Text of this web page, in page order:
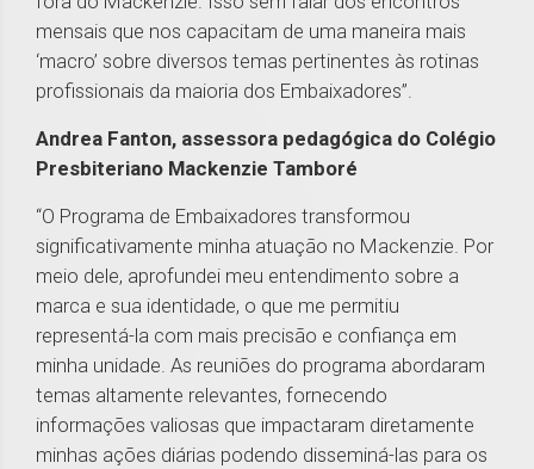
mensais que nos capacitam de uma maneira mais
‘macro’ sobre diversos temas pertinentes às rotinas
profissionais da maioria dos Embaixadores”.
Andrea Fanton, assessora pedagógica do Colégio
Presbiteriano Mackenzie Tamboré
“O Programa de Embaixadores transformou
significativamente minha atuação no Mackenzie. Por
meio dele, aprofundei meu entendimento sobre a
marca e sua identidade, o que me permitiu
representá-la com mais precisão e confiança em
minha unidade. As reuniões do programa abordaram
temas altamente relevantes, fornecendo
informações valiosas que impactaram diretamente
minhas ações diárias podendo disseminá-las para os